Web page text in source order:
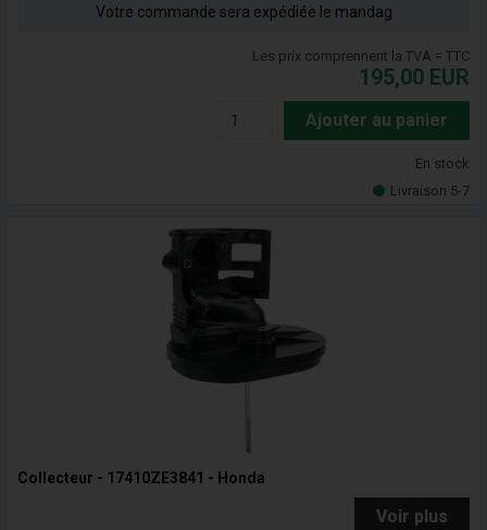
Votre commande sera expédiée le mandag
Les prix comprennent la TVA = TTC
195,00 EUR
Ajouter au panier
En stock
Livraison 5-7
Collecteur - 17410ZE3841 - Honda
Voir plus